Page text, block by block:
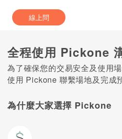
線上問
全程使用 Pickone
為了確保您的交易安全及使用
使用 Pickone 聯繫場地及完成
為什麼大家選擇 Pickone